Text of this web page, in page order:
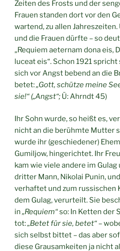
Zeiten des Frosts und der
Frauen standen dort vor den
wartend, zu allen
und die Frauen dürfte – so
„Requiem aeternam dona eis,
luceat eis“. Schon 1921
sich vor Angst bebend an die
betet:„Gott, schütze meine
sie!“ („Angst“; Ü: Ahrndt 45)
Ihr Sohn wurde, so heißt es,
nicht an die berühmte Mutter
wurde ihr (geschiedener)
Gumiljow, hingerichtet. Ihr
kam wie viele andere im Gulag
dritter Mann, Nikolai Punin,
verhaftet und zum russischen
dem Gulag, verurteilt. Sie
in„Requiem“so: In Ketten der
tot:„Betet für sie, betet“ –
sich selbst bittet – das aber
diese Grausamkeiten ja nicht